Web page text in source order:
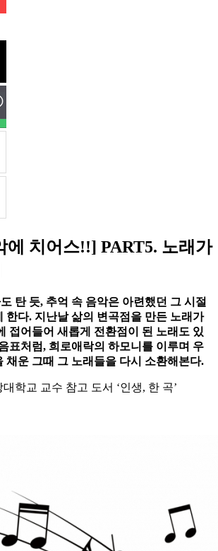
에 치어스!!] PART5. 노래가
탄 듯, 추억 속 음악은 아련했던 그 시절
한다. 지난날 삶의 변곡점을 만든 노래가
접어들어 새롭게 전환점이 된 노래도 있
표처럼, 희로애락의 하모니를 이루며 우
채운 그때 그 노래들을 다시 소환해본다.
학교 교수 참고 도서 ‘인생, 한 곡’